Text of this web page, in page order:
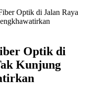
Optik di Jalan Raya
Optik di
Kunjung